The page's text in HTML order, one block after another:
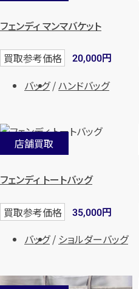
フェンディ マンマバケット
買取参考価格 20,000円
バッグ ハンドバッグ
店舗買取
フェンディ トートバッグ
買取参考価格 35,000円
バッグ
ショルダーバッグ